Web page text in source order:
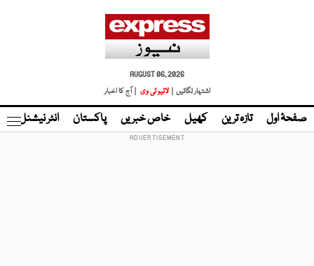
AUGUST 06, 2026
اشتہار لگائیں |
لائیو ٹی وی | آج کا اخبار
صفحۂ اول تازہ ترین کھیل خاص خبریں پاکستان انٹر نیشنل